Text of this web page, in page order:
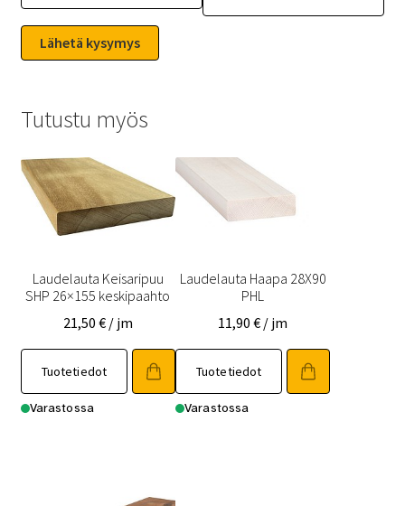
Tutustu myös
Laudelauta Keisaripuu
SHP 26×155 keskipaahto
21,50 € / jm
Tuotetiedot
tuotteella
onVarastossa
Laudelauta Haapa 28X90
PHL
11,90€ / jm
Tuotetiedot
tuotteella
onVarastossa